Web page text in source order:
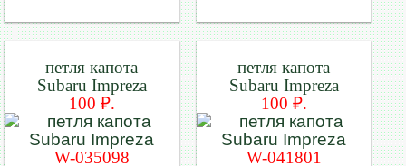
петля капота
Subaru Impreza
100 ₽.
W-035098
петля капота
Subaru Impreza
100 ₽.
W-041801